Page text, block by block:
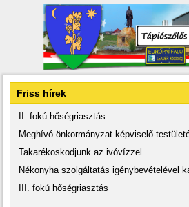
Friss hírek
II. fokú hőségriasztás
Meghívó önkormányzat képviselő-
Takarékoskodjunk az ivóvízzel
Nékonyha szolgáltatás igénybevételével
III. fokú hőségriasztás